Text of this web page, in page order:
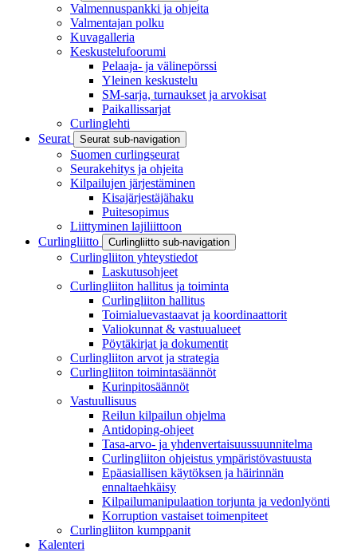
Valmennuspankki ja ohjeita
Valmentajan polku
Kuvagalleria
Keskustelufoorumi
Pelaaja- ja välinepörssi
Yleinen keskustelu
SM-sarja, turnaukset ja arvokisat
Paikallissarjat
Curlinglehti
Seurat
Seurat sub-navigation
Suomen curlingseurat
Seurakehitys ja ohjeita
Kilpailujen järjestäminen
Kisajärjestäjähaku
Puitesopimus
Liittyminen lajiliittoon
Curlingliitto
Curlingliitto sub-navigation
Curlingliiton yhteystiedot
Laskutusohjeet
Curlingliiton hallitus ja toiminta
Curlingliiton hallitus
Toimialuevastaavat ja koordinaattorit
Valiokunnat & vastuualueet
Pöytäkirjat ja dokumentit
Curlingliiton arvot ja strategia
Curlingliiton toimintasäännöt
Kurinpitosäännöt
Vastuullisuus
Reilun kilpailun ohjelma
Antidoping-ohjeet
Tasa-arvo- ja yhdenvertaisuussuunnitelma
Curlingliiton ohjeistus ympäristövastuusta
Epäasiallisen käytöksen ja häirinnän
ennaltaehkäisy
Kilpailumanipulaation torjunta ja vedonlyönti
Korruption vastaiset toimenpiteet
Curlingliiton kumppanit
Kalenteri